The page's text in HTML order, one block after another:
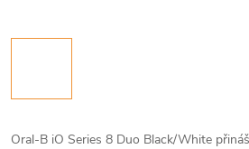
Oral-B iO Series 8 Duo Black/White